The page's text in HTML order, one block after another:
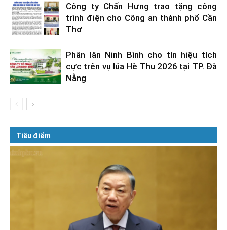
Công ty Chấn Hưng trao tặng công
trình điện cho Công an thành phố Cần
Thơ
Phân lân Ninh Bình cho tín hiệu tích
cực trên vụ lúa Hè Thu 2026 tại TP. Đà
Nẵng
Tiêu điểm